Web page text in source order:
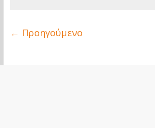
← Προηγούμενο